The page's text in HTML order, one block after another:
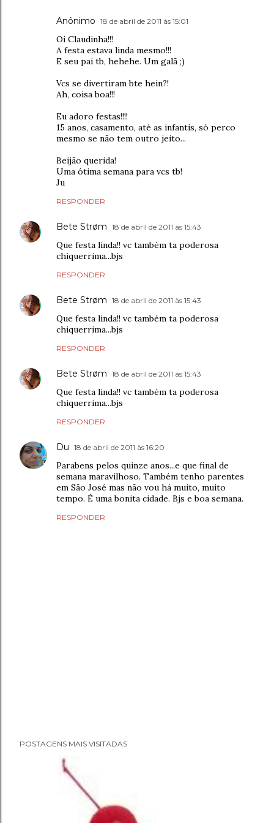
Anônimo 18 de abril de 2011 às 15:01
Oi Claudinha!!!
A festa estava linda mesmo!!!
E seu pai tb, hehehe. Um galã ;)
Vcs se divertiram bte hein?!
Ah, coisa boa!!!
Eu adoro festas!!!!
15 anos, casamento, até as infantis, só perco
mesmo se não tem outro jeito...
Beijão querida!
Uma ótima semana para vcs tb!
Ju
RESPONDER
Bete Strøm 18 de abril de 2011 às 15:43
Que festa linda!! vc também ta poderosa
chiquerrima...bjs
RESPONDER
Bete Strøm 18 de abril de 2011 às 15:43
Que festa linda!! vc também ta poderosa
chiquerrima...bjs
RESPONDER
Bete Strøm 18 de abril de 2011 às 15:43
Que festa linda!! vc também ta poderosa
chiquerrima...bjs
RESPONDER
Du 18 de abril de 2011 às 16:20
Parabens pelos quinze anos...e que final de
semana maravilhoso. Também tenho parentes
em São José mas não vou há muito, muito
tempo. É uma bonita cidade. Bjs e boa semana.
RESPONDER
o
POSTAGENS MAIS VISITADAS